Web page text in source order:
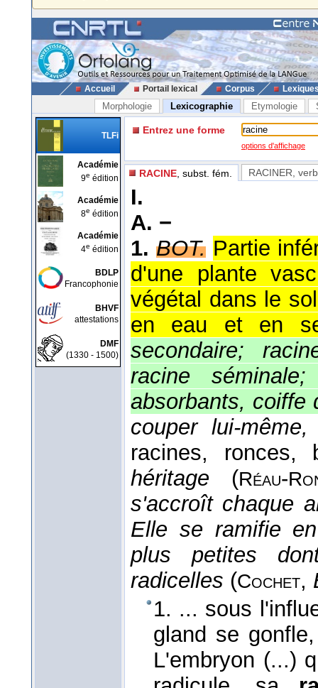
Accueil Portail lexical Corpus
Morphologie Lexicographie Etymologie
TLFi
Académie
9e édition
Académie
8e édition
Académie
4e édition
BDLP
Francophonie
BHVF
attestations
DMF
(1330 - 1500)
Entrez une forme
options d'affichage
RACINE , subst. fém. RACINER ,
I.
A. −
1. BOT. Partie
d'une plante
végétal dans le
en eau et en
secondaire;
racine
absorbants, coiffe
couper lui-
racines, ronces,
héritage (Réau-
s'accroît chaque
Elle se ramifie
plus petites
radicelles (Cochet,
1. ... sous
gland se
L'embryon (...)